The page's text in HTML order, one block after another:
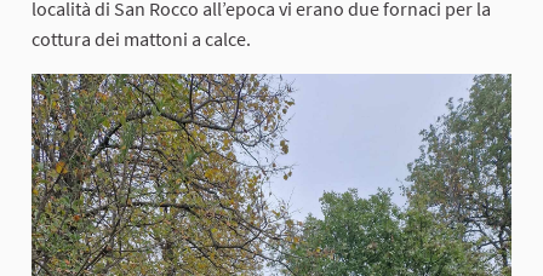
località di San Rocco all’epoca vi erano due fornaci per la
cottura dei mattoni a calce.